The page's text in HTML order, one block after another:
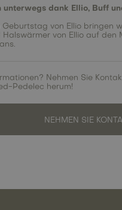
unterwegs dank Ellio, Buff
von Ellio bringen
Halswärmer von Ellio auf den
Nehmen Sie
Pedelec herum!
NEHMEN SIE